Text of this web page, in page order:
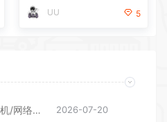
UU
5
遥遥西土/Far Far West 单机/网络联机 （更新v0.1.1.10） 2026-07-20